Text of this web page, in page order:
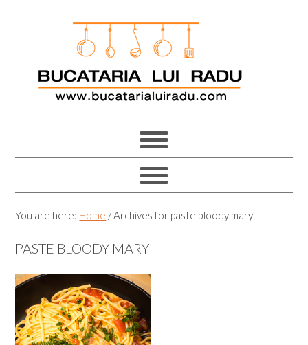
You are here: Home /Archives for paste bloody mary
PASTE BLOODY MARY